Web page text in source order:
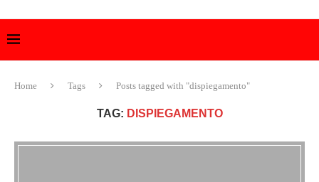
Home Tags Posts tagged with "dispiegamento"
TAG: DISPIEGAMENTO